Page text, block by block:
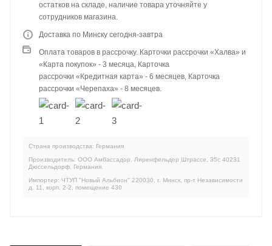
остатков на складе, наличие товара уточняйте у
сотрудников магазина.
Доставка по Минску сегодня-завтра
Оплата товаров в рассрочку. Карточки рассрочки «Халва» и
«Карта покупок» - 3 месяца, Карточка
рассрочки «Кредитная карта» - 6 месяцев, Карточка
рассрочки «Черепаха» - 8 месяцев.
Страна производства: Германия
Производитель: ООО Амбассадор. Лиренфельдер Штрассе, 35c 40231
Дюссельдорф, Германия.
Импортер: ЧТУП "Новый Альбион" 220030, г. Минск, пр-т Независимости
д. 11, корп. 2-2, помещение 430